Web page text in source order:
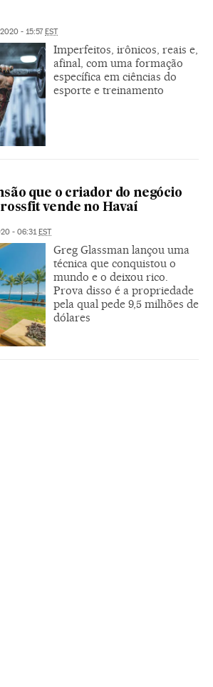
- 15:57EST
Imperfeitos, irônicos, reais e,
afinal, com uma formação
específica em ciências do
esporte e treinamento
que o criador do negócio
vende no Havaí
- 06:31EST
Greg Glassman lançou uma
técnica que conquistou o
mundo e o deixou rico.
Prova disso é a propriedade
pela qual pede 9,5 milhões de
dólares